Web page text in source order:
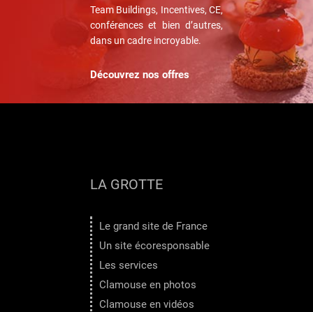
Team Buildings, Incentives, CE,
conférences et bien d’autres,
dans un cadre incroyable.
Découvrez nos offres
LA GROTTE
Le grand site de France
Un site écoresponsable
Les services
Clamouse en photos
Clamouse en vidéos